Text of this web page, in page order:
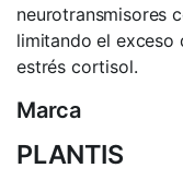
neurotransmisores
limitando el exceso
estrés cortisol.
Marca
PLANTIS